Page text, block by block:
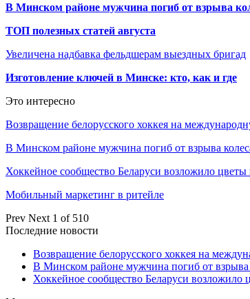
В Минском районе мужчина погиб от взрыва
ТОП полезных статей августа
Увеличена надбавка фельдшерам выездных бригад
Изготовление ключей в Минске: кто, как и где
Это интересно
Возвращение белорусского хоккея на
В Минском районе мужчина погиб от взрыва
Хоккейное сообщество Беларуси возложило
Мобильный маркетинг в ритейле
Prev Next 1 of 510
Последние новости
Возвращение белорусского хоккея на
В Минском районе мужчина погиб от
Хоккейное сообщество Беларуси